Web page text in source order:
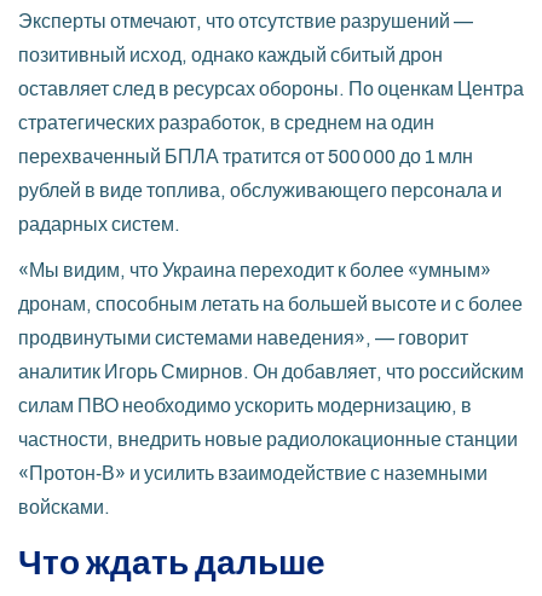
Эксперты отмечают, что отсутствие разрушений —
позитивный исход, однако каждый сбитый дрон
оставляет след в ресурсах обороны. По оценкам Центра
стратегических разработок, в среднем на один
перехваченный БПЛА тратится от 500 000 до 1 млн
рублей в виде топлива, обслуживающего персонала и
радарных систем.
«Мы видим, что Украина переходит к более «умным»
дронам, способным летать на большей высоте и с более
продвинутыми системами наведения», — говорит
аналитик Игорь Смирнов. Он добавляет, что российским
силам ПВО необходимо ускорить модернизацию, в
частности, внедрить новые радиолокационные станции
«Протон‑В» и усилить взаимодействие с наземными
войсками.
Что ждать дальше